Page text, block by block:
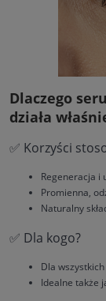
Dlaczego
działa
✅ Korzyści
Regeneracja i
Promienna,
Naturalny
✅ Dla kogo?
Dla
Idealne także